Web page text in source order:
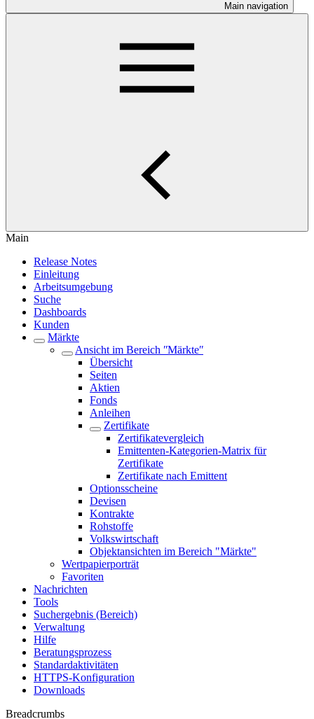
Main navigation
Main
Release Notes
Einleitung
Arbeitsumgebung
Suche
Dashboards
Kunden
Märkte
Ansicht im Bereich ʺMärkteʺ
Übersicht
Seiten
Aktien
Fonds
Anleihen
Zertifikate
Zertifikatevergleich
Emittenten-Kategorien-Matrix für
Zertifikate
Zertifikate nach Emittent
Optionsscheine
Devisen
Kontrakte
Rohstoffe
Volkswirtschaft
Objektansichten im Bereich "Märkte"
Wertpapierporträt
Favoriten
Nachrichten
Tools
Suchergebnis (Bereich)
Verwaltung
Hilfe
Beratungsprozess
Standardaktivitäten
HTTPS-Konfiguration
Downloads
Breadcrumbs